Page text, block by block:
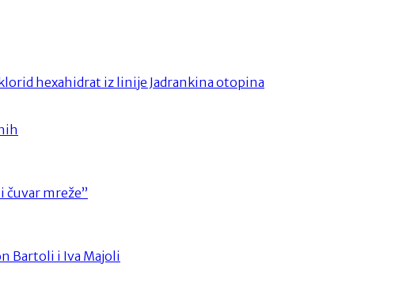
hexahidrat iz linije Jadrankina otopina
čuvar mreže”
Bartoli i Iva Majoli